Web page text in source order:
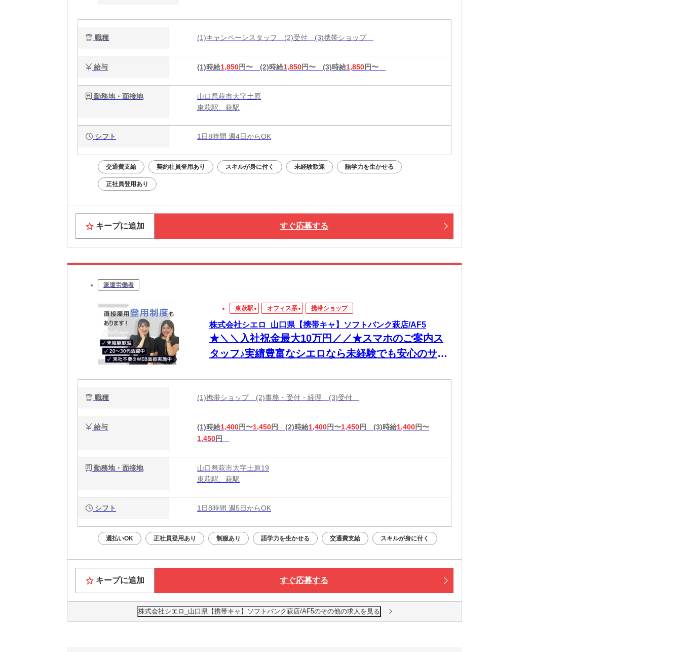
職種 (1)キャンペーンスタッフ (2)受付 (3)携帯ショップ
給与 (1)時給1,850円〜 (2)時給1,850円〜 (3)時給1,850円〜
勤務地・面接地
山口県萩市大字土原
東萩駅、萩駅
シフト 1日8時間 週4日からOK
交通費支給 契約社員登用あり スキルが身に付く 未経験歓迎 語学力を生かせる
正社員登用あり
キープに追加 すぐ応募する
派遣労働者
東萩駅 オフィス系 携帯ショップ
株式会社シエロ_山口県【携帯キャ】ソフトバンク萩店/AF5
★＼＼入社祝金最大10万円／／★スマホのご案内ス
タッフ♪実績豊富なシエロなら未経験でも安心のサポ
職種 (1)携帯ショップ (2)事務・受付・経理 (3)受付
給与 (1)時給1,400円〜1,450円 (2)時給1,400円〜1,450円 (3)時給1,400円〜
1,450円
勤務地・面接地
山口県萩市大字土原19
東萩駅、萩駅
シフト 1日8時間 週5日からOK
週払いOK 正社員登用あり 制服あり 語学力を生かせる 交通費支給 スキルが身に付く
キープに追加 すぐ応募する
株式会社シエロ_山口県【携帯キャ】ソフトバンク萩店/AF5のその他の求人を見る